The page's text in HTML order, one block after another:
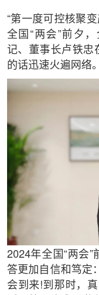
“第一度可控核聚
全国“两会”前夕
记、董事长卢铁忠
的话迅速火遍网络。
2024年全国“两会
答更加自信和笃定
会到来!到那时，